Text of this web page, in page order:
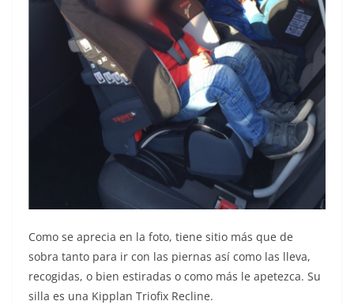
Como se aprecia en la foto, tiene sitio más que de
sobra tanto para ir con las piernas así como las lleva,
recogidas, o bien estiradas o como más le apetezca. Su
silla es una Kipplan Triofix Recline.